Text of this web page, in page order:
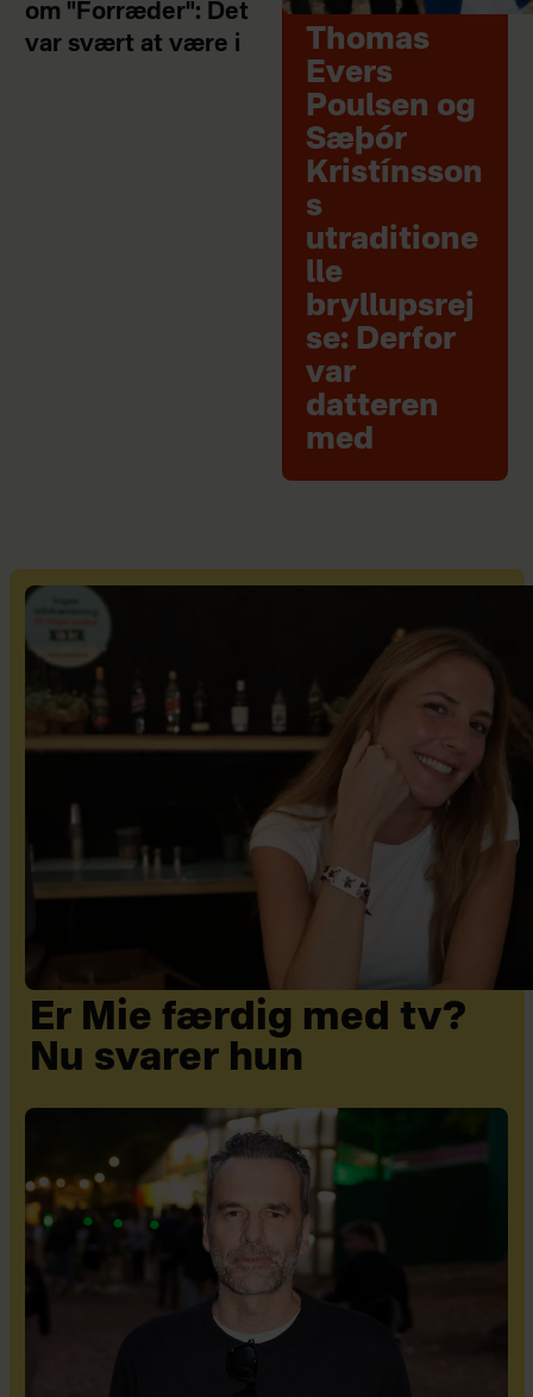
om "Forræder": Det
var svært at være i
Thomas
Evers
Poulsen og
Sæþór
Kristínsson
s
utraditione
lle
bryllupsrej
se: Derfor
var
datteren
med
Er Mie færdig med tv?
Nu svarer hun